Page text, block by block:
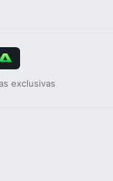
exclusivas